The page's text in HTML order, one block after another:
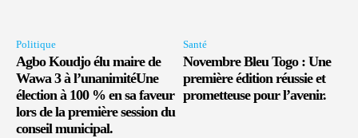
Politique
Agbo Koudjo élu maire de
Wawa 3 à l’unanimitéUne
élection à 100 % en sa faveur
lors de la première session du
conseil municipal.
Santé
Novembre Bleu Togo : Une
première édition réussie et
prometteuse pour l’avenir.